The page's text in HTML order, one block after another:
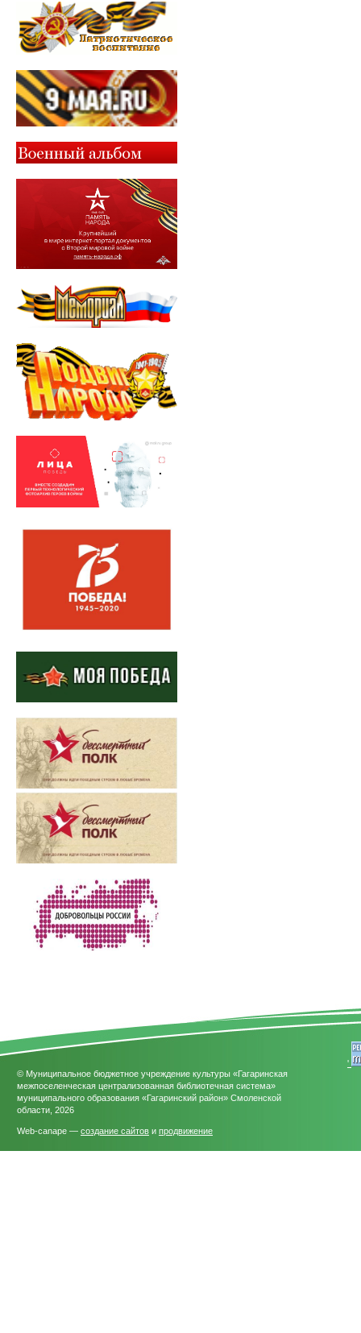
© Муниципальное бюджетное учреждение культуры «Гагаринская
межпоселенческая централизованная библиотечная система»
муниципального образования «Гагаринский район» Смоленской
области, 2026
Web-canape — создание сайтов и продвижение
'